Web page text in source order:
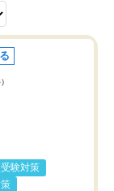
験対策